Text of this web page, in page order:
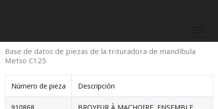
Base de datos de piezas de la trituradora de mandíbula
Metso C125
Número de pieza Descripción